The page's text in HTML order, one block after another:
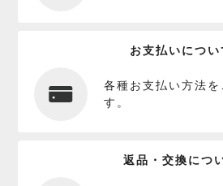
お支払いについ
各種お支払い方法を
す。
返品・交換につ